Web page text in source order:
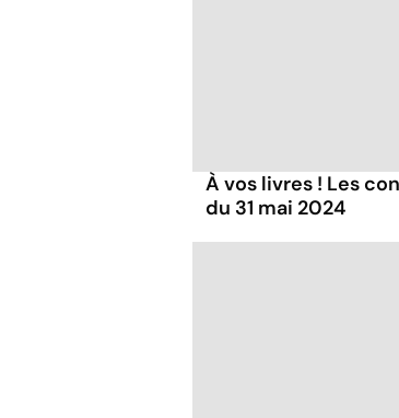
À vos livres ! Les
du 31 mai 2024